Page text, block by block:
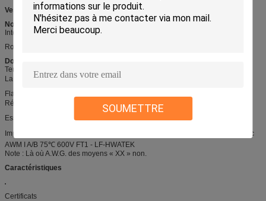
SOUMETTRE
Veste
: FRPE
Normes
International : UL758, UL1581, UL2556
RoHS, PORTÉE conforme,
Données techniques
Tension évaluée :600 V
La température évaluée : -℃ de40℃
Flamme : VW-1, FT1, PI2
Résistance d'huile : huile de 60 ℃
Essai de tenue de tension : C.A. 2.5kV/1min
Impression
21089 AWGXX 75℃ 600V VW-1 d'E258652 AWM ---c
AWM I A/B 75℃ 600V FT1 - LF-HWATEK
Note : Là où A.W.G. des moyens « XX » non.
Caractéristiques
Certificats